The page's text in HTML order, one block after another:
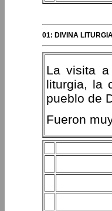
01: DIVINA
La visita
liturgia, la
pueblo de
Fueron